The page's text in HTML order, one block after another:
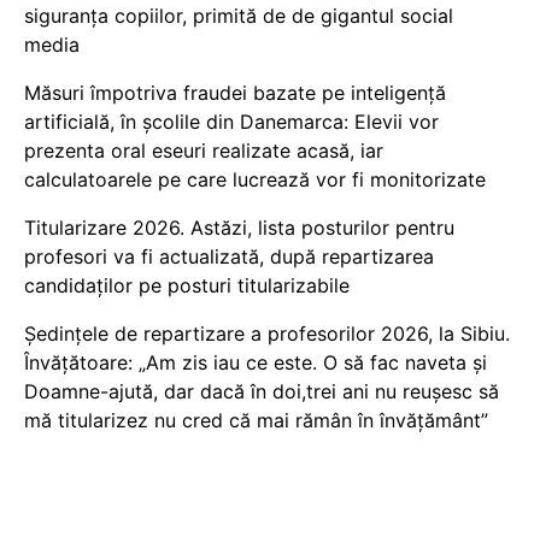
siguranța copiilor, primită de de gigantul social
media
Măsuri împotriva fraudei bazate pe inteligență
artificială, în școlile din Danemarca: Elevii vor
prezenta oral eseuri realizate acasă, iar
calculatoarele pe care lucrează vor fi monitorizate
Titularizare 2026. Astăzi, lista posturilor pentru
profesori va fi actualizată, după repartizarea
candidaților pe posturi titularizabile
Ședințele de repartizare a profesorilor 2026, la Sibiu.
Învățătoare: „Am zis iau ce este. O să fac naveta și
Doamne-ajută, dar dacă în doi,trei ani nu reușesc să
mă titularizez nu cred că mai rămân în învățământ”